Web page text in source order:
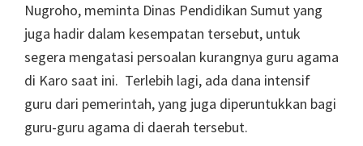
Nugroho, meminta Dinas Pendidikan Sumut yang
juga hadir dalam kesempatan tersebut, untuk
segera mengatasi persoalan kurangnya guru agama
di Karo saat ini. Terlebih lagi, ada dana intensif
guru dari pemerintah, yang juga diperuntukkan bagi
guru-guru agama di daerah tersebut.